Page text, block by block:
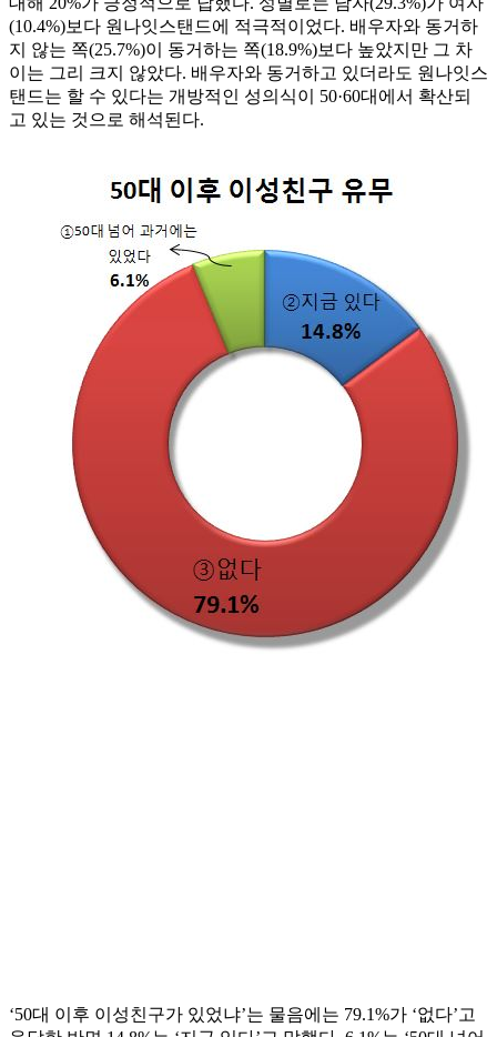
(10.4%)보다 원나잇스탠드에 적극적이었다. 배우자와 동거하
지 않는 쪽(25.7%)이 동거하는 쪽(18.9%)보다 높았지만 그 차
이는 그리 크지 않았다. 배우자와 동거하고 있더라도 원나잇스
탠드는 할 수 있다는 개방적인 성의식이 50·60대에서 확산되
고 있는 것으로 해석된다.
‘50대 이후 이성친구가 있었냐’는 물음에는 79.1%가 ‘없다’고